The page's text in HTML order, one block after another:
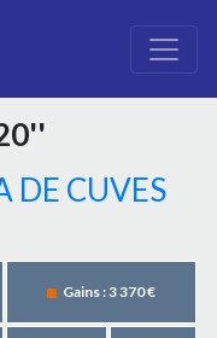
DE CUVES
Gains : 3 370 €